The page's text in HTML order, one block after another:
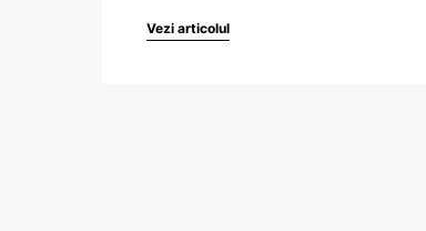
Vezi articolul